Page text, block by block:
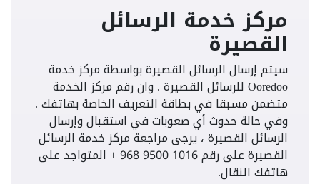
مركز خدمة الرسائل
القصيرة
سيتم إرسال الرسائل القصيرة بواسطة مركز خدمة
Ooredoo للرسائل القصيرة . وان رقم مركز الخدمة
متضمن مسبقا في بطاقة التعريف الخاصة بهاتفك .
وفي حالة حدوث أي صعوبات في استقبال وإرسال
الرسائل القصيرة ، يرجى مراجعة مركز خدمة الرسائل
القصيرة على رقم 1016 9500 968 + المتواجد على
هاتفك النقال.